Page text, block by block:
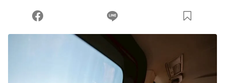
您當前剩餘 U 利點數：0點；前往 購買點數